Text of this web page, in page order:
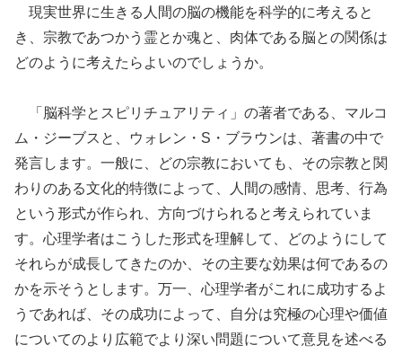
現実世界に生きる人間の脳の機能を科学的に考えると
き、宗教であつかう霊とか魂と、肉体である脳との関係は
どのように考えたらよいのでしょうか。
「脳科学とスピリチュアリティ」の著者である、マルコ
ム・ジーブスと、ウォレン・S・ブラウンは、著書の中で
発言します。一般に、どの宗教においても、その宗教と関
わりのある文化的特徴によって、人間の感情、思考、行為
という形式が作られ、方向づけられると考えられていま
す。心理学者はこうした形式を理解して、どのようにして
それらが成長してきたのか、その主要な効果は何であるの
かを示そうとします。万一、心理学者がこれに成功するよ
うであれば、その成功によって、自分は究極の心理や価値
についてのより広範でより深い問題について意見を述べる